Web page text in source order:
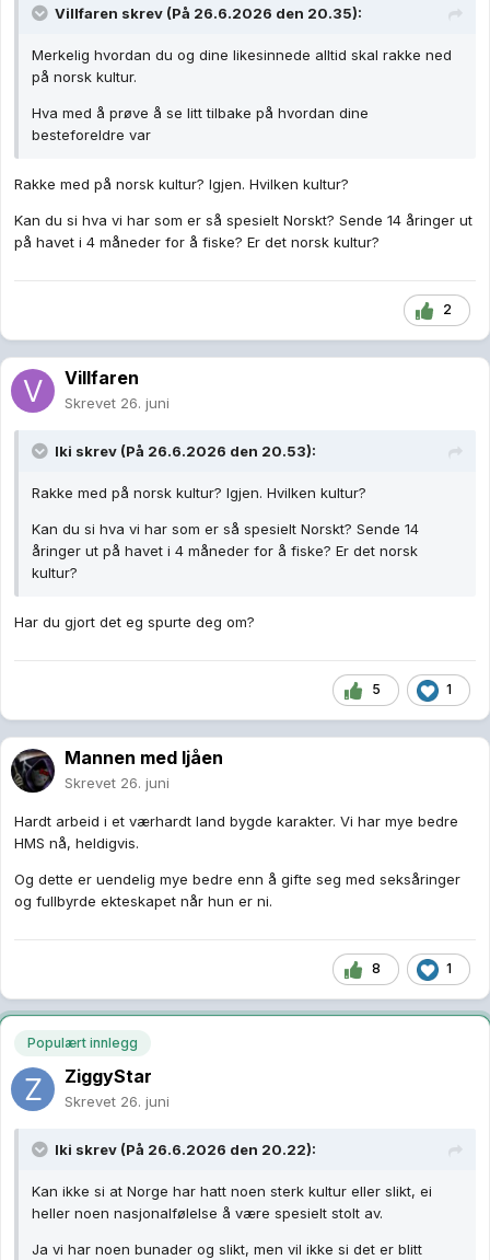
Villfaren skrev (På 26.6.2026 den 20.35):
Merkelig hvordan du og dine likesinnede alltid skal rakke ned
på norsk kultur.
Hva med å prøve å se litt tilbake på hvordan dine
besteforeldre var
Rakke med på norsk kultur? Igjen. Hvilken kultur?
Kan du si hva vi har som er så spesielt Norskt? Sende 14 åringer ut
på havet i 4 måneder for å fiske? Er det norsk kultur?
2
Villfaren
Skrevet 26. juni
Iki skrev (På 26.6.2026 den 20.53):
Rakke med på norsk kultur? Igjen. Hvilken kultur?
Kan du si hva vi har som er så spesielt Norskt? Sende 14
åringer ut på havet i 4 måneder for å fiske? Er det norsk
kultur?
Har du gjort det eg spurte deg om?
5 1
Mannen med ljåen
Skrevet 26. juni
Hardt arbeid i et værhardt land bygde karakter. Vi har mye bedre
HMS nå, heldigvis.
Og dette er uendelig mye bedre enn å gifte seg med seksåringer
og fullbyrde ekteskapet når hun er ni.
8 1
Populært innlegg
ZiggyStar
Skrevet 26. juni
Iki skrev (På 26.6.2026 den 20.22):
Kan ikke si at Norge har hatt noen sterk kultur eller slikt, ei
heller noen nasjonalfølelse å være spesielt stolt av.
Ja vi har noen bunader og slikt, men vil ikke si det er blitt